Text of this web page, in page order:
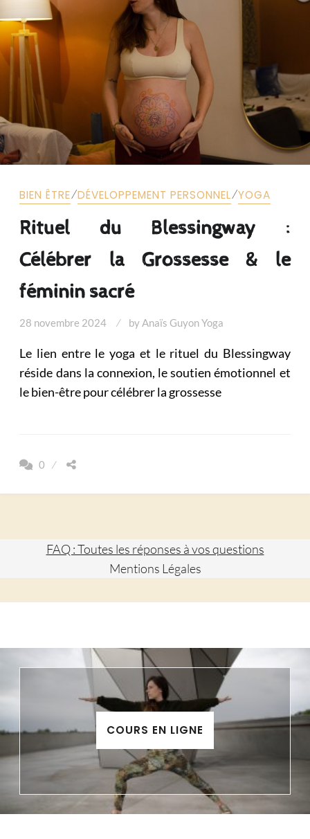
BIEN ÊTRE⁄DÉVELOPPEMENT PERSONNEL⁄YOGA
Rituel du Blessingway :
Célébrer la Grossesse & le
féminin sacré
28 novembre 2024 byAnaïs Guyon Yoga
Le lien entre le yoga et le rituel du Blessingway
réside dans la connexion, le soutien émotionnel et
le bien-être pour célébrer la grossesse
0
COURS EN LIGNE
FAQ : Toutes les réponses à vos questions
Mentions Légales